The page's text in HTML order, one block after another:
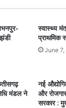
स्वास्थ्य
प्राथमिक
June
मंडल ने
नई
और
सरकार :